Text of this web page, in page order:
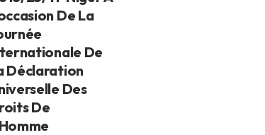
De La
De
Déclaration
Des
De